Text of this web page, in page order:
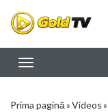
Prima pagină »Videos »